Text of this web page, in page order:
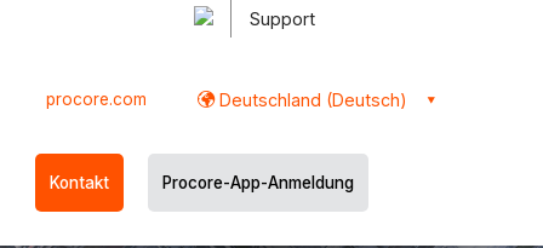
Support
procore.com Deutschland (Deutsch)
Kontakt Procore-App-Anmeldung